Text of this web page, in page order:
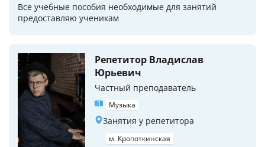
Все учебные пособия необходимые для занятий
предоставляю ученикам
Репетитор Владислав
Юрьевич
Частный преподаватель
Музыка
Занятия у репетитора
м. Кропоткинская